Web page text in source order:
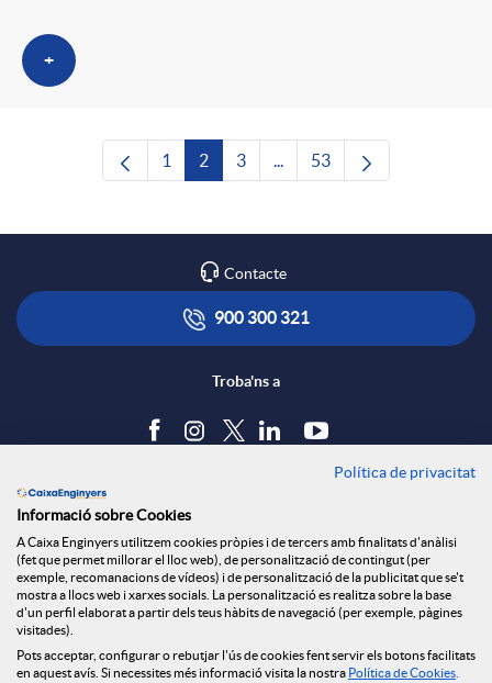
+
Pàgina
1 Pàgina
2 Pàgina
3 ...Pàgines intermèdies
Pàgina
53
Contacte
900 300 321
Troba'ns a
Política de cookies
Avís legal
Seguretat Online
Canal denúncies
Política de privacitat
Informació sobre Cookies
A Caixa Enginyers utilitzem cookies pròpies i de tercers amb finalitats d'anàlisi
(fet que permet millorar el lloc web), de personalització de contingut (per
exemple, recomanacions de vídeos) i de personalització de la publicitat que se't
mostra a llocs web i xarxes socials. La personalització es realitza sobre la base
d'un perfil elaborat a partir dels teus hàbits de navegació (per exemple, pàgines
visitades).
Pots acceptar, configurar o rebutjar l'ús de cookies fent servir els botons facilitats
en aquest avís. Si necessites més informació visita la nostra Política de Cookies